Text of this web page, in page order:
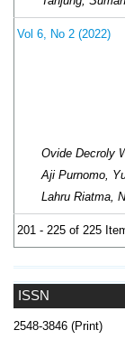
ISSN
2548-3846 (Print)
Vol 6, No 2 (2022)
Ovide Decroly
Aji Purnomo,
Lahru Riatma,
201 - 225 of 225